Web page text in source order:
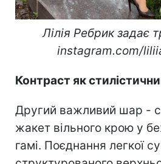
Лілія Ребрик задає
instagram.com/
Контраст як
Другий важливий шар -
жакет вільного крою у
гамі. Поєднання легкої